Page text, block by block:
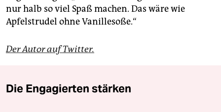
nur halb so viel Spaß machen. Das wäre wie
Apfelstrudel ohne Vanillesoße.“
Der Autor auf Twitter.
Die Engagierten stärken